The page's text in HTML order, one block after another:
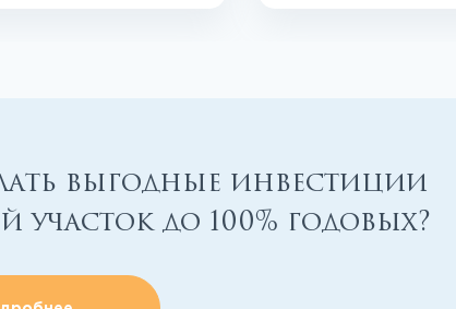
выгодные инвестиции
участок до 100% годовых?